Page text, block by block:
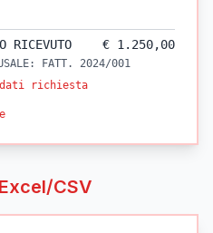
RICEVUTO € 1.250,00
FATT. 2024/001
dati richiesta
CSV